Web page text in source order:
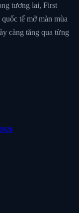
tương lai, First
tế mở màn mùa
càng tăng qua từng